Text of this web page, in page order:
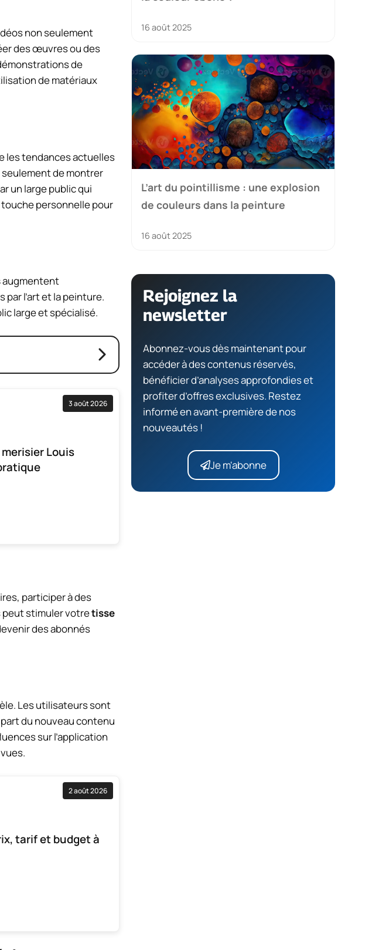
non seulement
des œuvres ou des
de
de matériaux
les tendances actuelles
de montrer
un large public qui
touche personnelle pour
augmentent
l’art et la peinture.
large et spécialisé.
3 août 2026
Louis
participer à des
peut stimuler votretisse
des abonnés
Les utilisateurs sont
du nouveau contenu
sur l’application
2 août 2026
tarif et budget à
16 août 2025
L’art du pointillisme : une explosion
de couleurs dans la peinture
16 août 2025
Rejoignez la
newsletter
Abonnez-vous dès maintenant pour
accéder à des contenus réservés,
bénéficier d’analyses approfondies et
profiter d’offres exclusives. Restez
informé en avant-première de nos
nouveautés !
Je m'abonne